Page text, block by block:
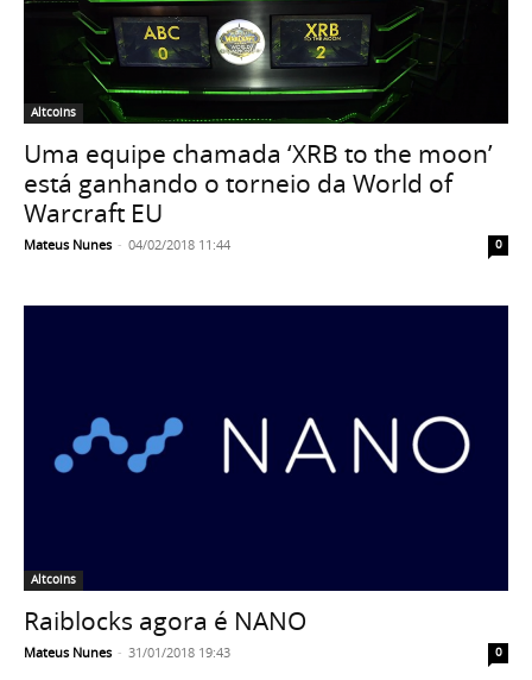
Altcoins
Uma equipe chamada ‘XRB to the moon’
está ganhando o torneio da World of
Warcraft EU
Mateus Nunes - 04/02/2018 11:44 0
Altcoins
Raiblocks agora é NANO
Mateus Nunes - 31/01/2018 19:43 0